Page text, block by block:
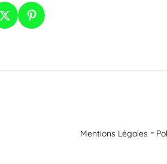
Mentions Légales